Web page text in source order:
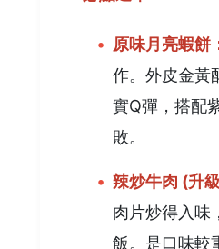
原味月亮蝦餅
作。外皮金黃
實Q彈，搭配
敗。
辣炒牛肉 (升
肉片炒得入味
飯。是口味較